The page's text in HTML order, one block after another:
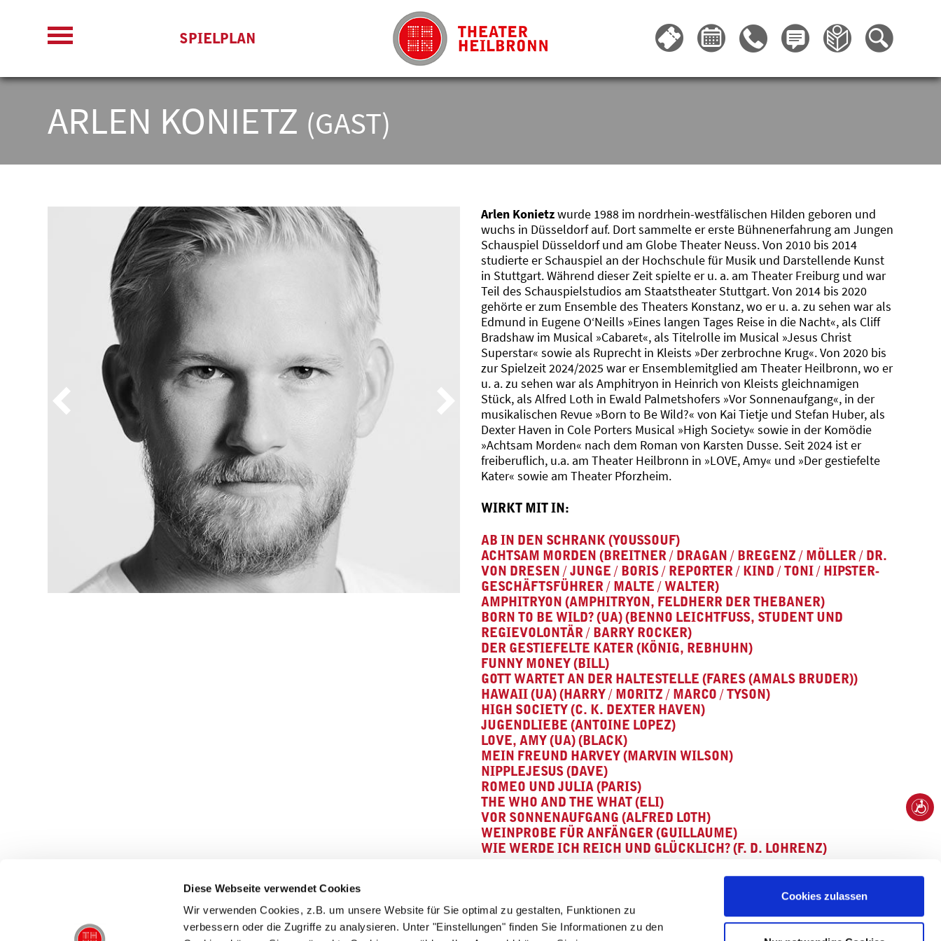
Diese Webseite verwendet Cookies
Wir verwenden Cookies, z.B. um unsere Website für Sie optimal zu gestalten, Funktionen zu
verbessern oder die Zugriffe zu analysieren. Unter "Einstellungen" finden Sie Informationen zu den
Cookies zulassen
SPIELPLAN
ARLEN KONIETZ (GAST)
Arlen Konietzwurde 1988 im nordrhein-westfälischen Hilden geboren und
wuchs in Düsseldorf auf. Dort sammelte er erste Bühnenerfahrung am Jungen
Schauspiel Düsseldorf und am Globe Theater Neuss. Von 2010 bis 2014
studierte er Schauspiel an der Hochschule für Musik und Darstellende Kunst
in Stuttgart. Während dieser Zeit spielte er u. a. am Theater Freiburg und war
Teil des Schauspielstudios am Staatstheater Stuttgart. Von 2014 bis 2020
gehörte er zum Ensemble des Theaters Konstanz, wo er u. a. zu sehen war als
Edmund in Eugene O‘Neills »Eines langen Tages Reise in die Nacht«, als Cliff
Bradshaw im Musical »Cabaret«, als Titelrolle im Musical »Jesus Christ
Superstar« sowie als Ruprecht in Kleists »Der zerbrochne Krug«. Von 2020 bis
zur Spielzeit 2024/2025 war er Ensemblemitglied am Theater Heilbronn, wo er
u. a. zu sehen war als Amphitryon in Heinrich von Kleists gleichnamigen
Stück, als Alfred Loth in Ewald Palmetshofers »Vor Sonnenaufgang«, in der
musikalischen Revue »Born to Be Wild?« von Kai Tietje und Stefan Huber, als
Dexter Haven in Cole Porters Musical »High Society« sowie in der Komödie
»Achtsam Morden« nach dem Roman von Karsten Dusse. Seit 2024 ist er
freiberuflich, u.a. am Theater Heilbronn in »LOVE, Amy« und »Der gestiefelte
Kater« sowie am Theater Pforzheim.
WIRKT MIT IN:
AB IN DEN SCHRANK (YOUSSOUF)
ACHTSAM MORDEN (BREITNER / DRAGAN / BREGENZ / MÖLLER / DR.
VON DRESEN / JUNGE / BORIS / REPORTER / KIND / TONI / HIPSTER-
GESCHÄFTSFÜHRER / MALTE / WALTER)
AMPHITRYON (AMPHITRYON, FELDHERR DER THEBANER)
BORN TO BE WILD? (UA) (BENNO LEICHTFUSS, STUDENT UND R
EGIEVOLONTÄR / BARRY ROCKER)
DER GESTIEFELTE KATER (KÖNIG, REBHUHN)
FUNNY MONEY (BILL)
GOTT WARTET AN DER HALTESTELLE (FARES (AMALS BRUDER))
HAWAII (UA) (HARRY / MORITZ / MARCO / TYSON)
HIGH SOCIETY (C. K. DEXTER HAVEN)
JUGENDLIEBE (ANTOINE LOPEZ)
LOVE, AMY (UA) (BLACK)
MEIN FREUND HARVEY (MARVIN WILSON)
NIPPLEJESUS (DAVE)
ROMEO UND JULIA (PARIS)
THE WHO AND THE WHAT (ELI)
VOR SONNENAUFGANG (ALFRED LOTH)
WEINPROBE FÜR ANFÄNGER (GUILLAUME)
WIE WERDE ICH REICH UND GLÜCKLICH? (F. D. LOHRENZ)